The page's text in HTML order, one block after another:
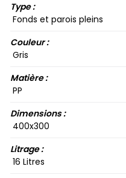
Type :
Fonds et parois pleins
Couleur :
Gris
Matière :
PP
Dimensions :
400​x300​
Litrage :
16​ Litres